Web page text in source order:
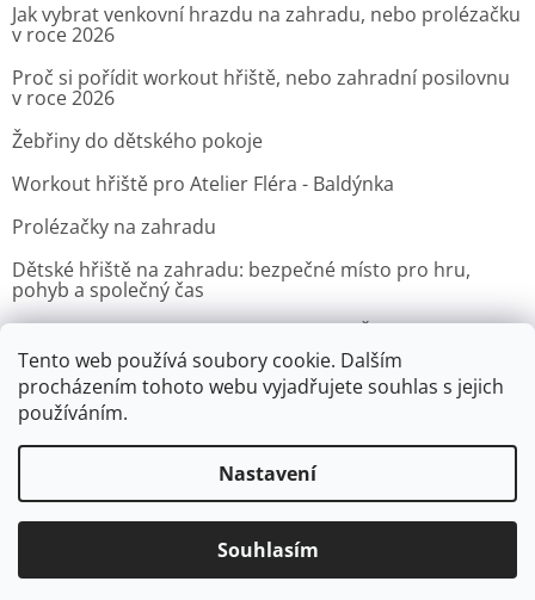
Tento web používá soubory cookie. Dalším
procházením tohoto webu vyjadřujete souhlas s jejich
používáním.
Nastavení
Souhlasím
Jak vybrat venkovní hrazdu na zahradu, nebo prolézačku
v roce 2026
Proč si pořídit workout hřiště, nebo zahradní posilovnu
v roce 2026
Žebřiny do dětského pokoje
Workout hřiště pro Atelier Fléra - Baldýnka
Prolézačky na zahradu
Dětské hřiště na zahradu: bezpečné místo pro hru,
pohyb a společný čas
republiky v Praze
ARCHIV
Vytvořil Shoptet
Zacvic.cz - Venkovní hrazdy, prolézačky